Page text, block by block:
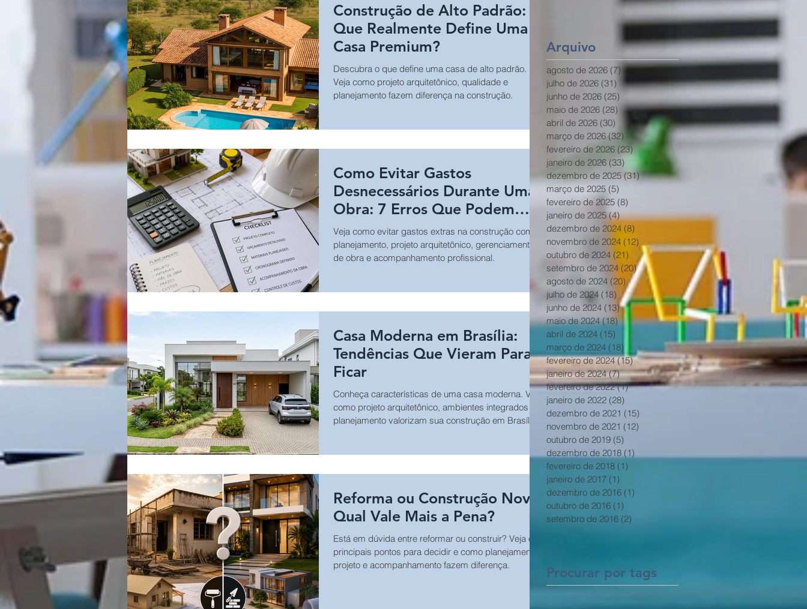
Construção de Alto Padrão: O
Que Realmente Define Uma
Casa Premium?
Descubra o que define uma casa de alto padrão.
Veja como projeto arquitetônico, qualidade e
planejamento fazem diferença na construção.
Como Evitar Gastos
Desnecessários Durante Uma
Obra: 7 Erros Que Podem
Aumentar o Custo da
Construção
Veja como evitar gastos extras na construção com
planejamento, projeto arquitetônico, gerenciamento
de obra e acompanhamento profissional.
Casa Moderna em Brasília:
Tendências Que Vieram Para
Ficar
Conheça características de uma casa moderna. Veja
como projeto arquitetônico, ambientes integrados e
planejamento valorizam sua construção em Brasília.
Reforma ou Construção Nova:
Qual Vale Mais a Pena?
Está em dúvida entre reformar ou construir? Veja os
principais pontos para decidir e como planejamento,
projeto e acompanhamento fazem diferença.
Arquivo
agosto de 2026 (7) 7 posts
julho de 2026 (31) 31 posts
junho de 2026 (25)
maio de 2026 (28) 28 posts
abril de 2026 (30) 30 posts
março de 2026 (32) 32 posts
fevereiro de 2026 (23)23 posts
janeiro de 2026 (33)
dezembro de 2025 (31)31 posts
março de 2025 (5)
fevereiro de 2025 (8)
janeiro de 2025 (4)4 posts
dezembro de 2024 (8)
novembro de 2024 (12) 12 posts
outubro de 2024 (21) 21 posts
setembro de 2024 (20)20 posts
agosto de 2024 (20)20 posts
julho de 2024 (18) 18 posts
junho de 2024 (13)13 posts
maio de 2024 (18)18 posts
abril de 2024 (15)
março de 2024 (18) 18 posts
fevereiro de 2024 (15)15 posts
janeiro de 2024 (7)7 posts
fevereiro de 2022 (1)1 post
janeiro de 2022 (28)
dezembro de 2021 (15)
novembro de 2021 (12)
outubro de 2019 (5)
dezembro de 2018 (1)
fevereiro de 2018 (1)
janeiro de 2017 (1)
dezembro de 2016 (1)
outubro de 2016 (1)
setembro de 2016 (2)
Procurar por tags